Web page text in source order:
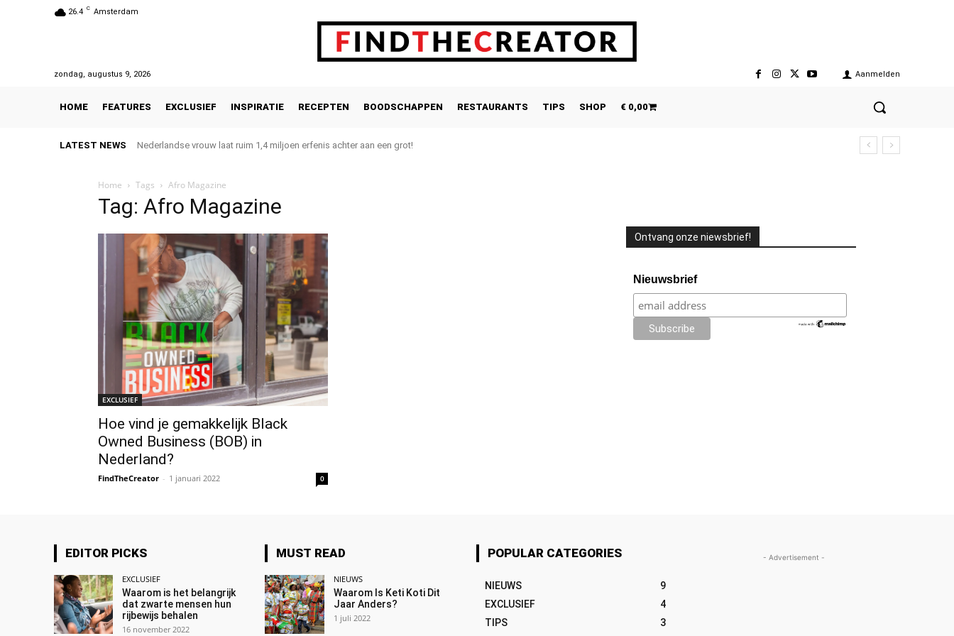
26.4 C Amsterdam
zondag, augustus 9, 2026 Aanmelden
HOME FEATURES EXCLUSIEF INSPIRATIE RECEPTEN BOODSCHAPPEN RESTAURANTS TIPS SHOP € 0,00
LATEST NEWS Nederlandse vrouw laat ruim 1,4 miljoen erfenis achter aan een grot!
Home Tags Afro Magazine
Tag: Afro Magazine
EXCLUSIEF
Hoe vind je gemakkelijk Black
Owned Business (BOB) in
Nederland?
FindTheCreator - 1 januari 2022 0
Ontvang onze niewsbrief!
Nieuwsbrief
EDITOR PICKS
EXCLUSIEF
Waarom is het belangrijk
dat zwarte mensen hun
rijbewijs behalen
16 november 2022
MUST READ
NIEUWS
Waarom Is Keti Koti Dit
Jaar Anders?
1 juli 2022
POPULAR CATEGORIES
NIEUWS
9
EXCLUSIEF
4
TIPS
3
- Advertisement -